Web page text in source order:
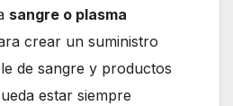
sangre o plasma
crear un suministro
de sangre y productos
estar siempre